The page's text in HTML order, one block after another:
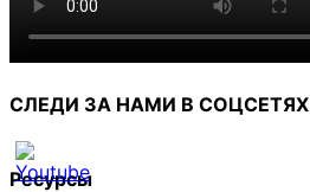
СЛЕДИ ЗА НАМИ В СОЦСЕТЯХ
Ресурсы